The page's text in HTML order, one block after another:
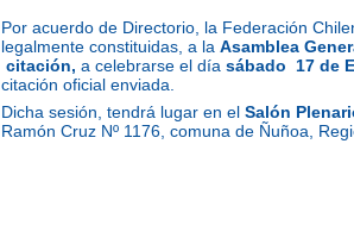
Por acuerdo de Directorio, la Federación
legalmente constituidas, a la Asamblea
citación, a celebrarse el día sábado 17 de
citación oficial enviada.
Dicha sesión, tendrá lugar en el Salón
Ramón Cruz Nº 1176, comuna de Ñuñoa,